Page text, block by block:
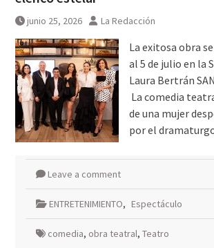
junio 25, 2026 La Redacción
La exitosa obra
al 5 de julio en la
Laura Bertrán
La comedia
de una mujer
por el
Leave a comment
ENTRETENIMIENTO, Espectáculo
comedia, obra teatral, Teatro